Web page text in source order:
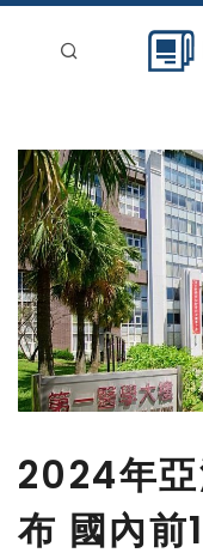
新聞稿分類
登入
刊登
2024年
布 國內前